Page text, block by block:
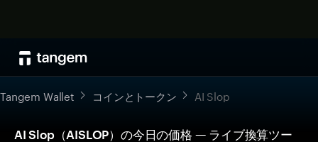
Tangem Wallet コインとトークン AI Slop
AI Slop（AISLOP）の今日の価格 — ライブ換算ツー